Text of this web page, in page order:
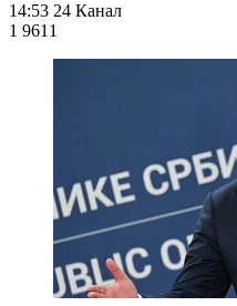
14:53 24 Канал
1 9611